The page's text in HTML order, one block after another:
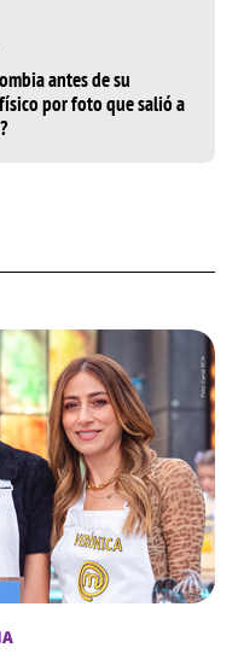
antes de su
por foto que salió a